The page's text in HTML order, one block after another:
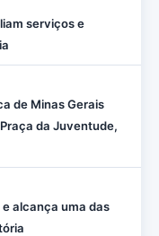
serviços e
de Minas Gerais
da Juventude,
alcança uma das